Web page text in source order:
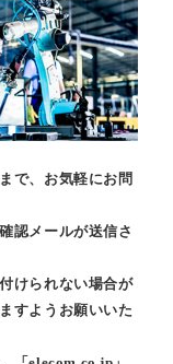
で、お気軽にお問
認メールが送信さ
けられない場合が
すようお願いいた